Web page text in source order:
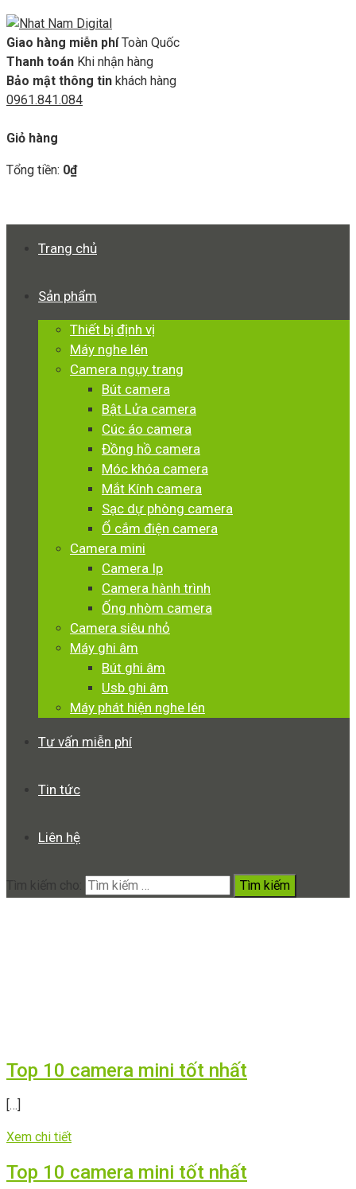
Giao hàng miễn phí Toàn Quốc
Thanh toán Khi nhận hàng
Bảo mật thông tin khách hàng
0961.841.084
Giỏ hàng
Tổng tiền: 0₫
Trang chủ
Sản phẩm
Thiết bị định vị
Máy nghe lén
Camera ngụy trang
Bút camera
Bật Lửa camera
Cúc áo camera
Đồng hồ camera
Móc khóa camera
Mắt Kính camera
Sạc dự phòng camera
Ổ cắm điện camera
Camera mini
Camera Ip
Camera hành trình
Ống nhòm camera
Camera siêu nhỏ
Máy ghi âm
Bút ghi âm
Usb ghi âm
Máy phát hiện nghe lén
Tư vấn miễn phí
Tin tức
Liên hệ
Tìm kiếm cho:
Top 10 camera mini tốt nhất
[…]
Xem chi tiết
Top 10 camera mini tốt nhất